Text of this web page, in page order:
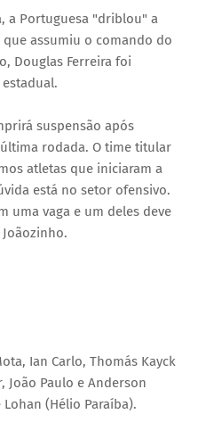
a Portuguesa "driblou" a
assumiu o comando do
Douglas Ferreira foi
suspensão após
rodada. O time titular
atletas que iniciaram a
está no setor ofensivo.
uma vaga e um deles deve
Ian Carlo, Thomás Kayck
João Paulo e Anderson
(Hélio Paraíba).